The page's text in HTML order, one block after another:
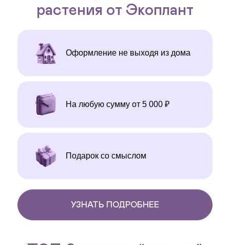
Подарок со смыслом
На любую сумму от 5 000 ₽
Оформление не выходя из дома
растения от Экоплант
УЗНАТЬ ПОДРОБНЕЕ